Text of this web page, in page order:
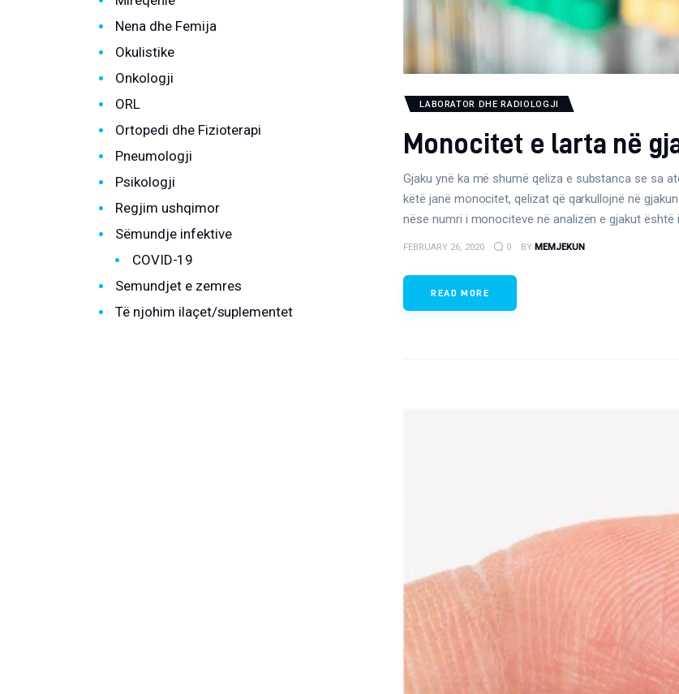
Sëmundje infektive
Risite shkencore dhe mjekesore per COVID-19
Të njohim ilaçet/suplementet
LABORATOR DHE RADIOLOGJI
Monocitet e larta në
Gjaku ynë ka më shumë qeliza e substanca se sa
këtë janë monocitet, qelizat që qarkullojnë në
nëse numri i monociteve në analizën e gjakut
FEBRUARY 26, 2020 0 BY MEMJEKUN
READ MORE
Nena dhe Femija
Okulistike
Onkologji
ORL
Ortopedi dhe Fizioterapi
Pneumologji
Psikologji
Regjim ushqimor
Sëmundje infektive
COVID-19
Semundjet e zemres
Të njohim ilaçet/suplementet